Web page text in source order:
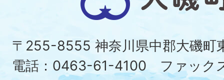
磯
町
〒255-8555 神奈川県中郡大磯
電話：0463-61-4100 ファック